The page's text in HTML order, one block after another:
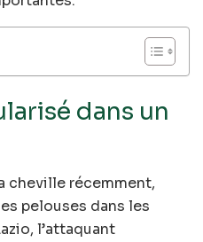
dans un
cheville récemment,
pelouses dans les
l’attaquant